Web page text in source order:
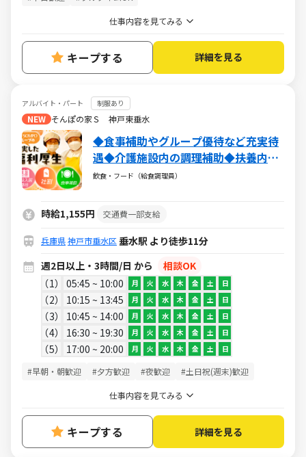
仕事内容を見てみる
キープする 詳細を見る
アルバイト・パート 制服あり
NEW そんぽの家Ｓ 神戸東垂水
◆食事補助やグループ優待など充実待
遇◆介護施設内の調理補助◆扶養内・
WワークOK◆マニュアルに沿ったコツ
飲食・フード（給食調理員）
時給1,155円 交通費一部支給
兵庫県神戸市垂水区 垂水駅 より徒歩11分
週2日以上・3時間/日 から
相談OK
1
05:45 ~ 10:00 月 火 水 木 金 土 日
2 10:15 ~ 13:45 月 火 水 木 金 土 日
3 10:45 ~ 14:00 月 火 水 木 金 土 日
4 16:30 ~ 19:30 月 火 水 木 金 土 日
5 17:00 ~ 20:00 月 火 水 木 金 土 日
#早朝・朝歓迎 #夕方歓迎 #夜歓迎 #土日祝(週末)歓迎
仕事内容を見てみる
キープする 詳細を見る